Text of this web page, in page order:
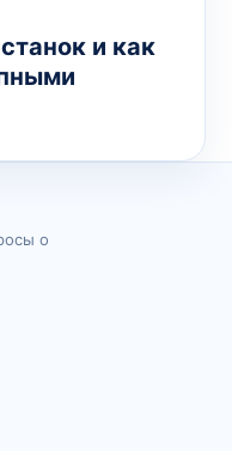
и как
о